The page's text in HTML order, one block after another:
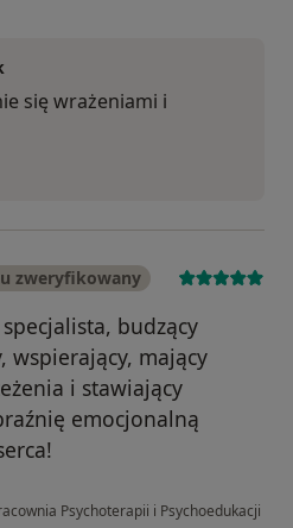
się wrażeniami i
zweryfikowany
budzący
wspierający, mający
i stawiający
emocjonalną
Psychoterapii i Psychoedukacji